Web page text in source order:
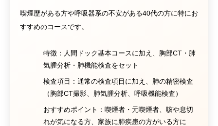
喫煙歴がある方や呼吸器系の不安がある40代の方に特にお
すすめのコースです。
特徴：人間ドック基本コースに加え、胸部CT・肺
気腫分析・肺機能検査をセット
検査項目：通常の検査項目に加え、肺の精密検査
（胸部CT撮影、肺気腫分析、呼吸機能検査）
おすすめポイント：喫煙者・元喫煙者、咳や息切
れが気になる方、家族に肺疾患の方がいる方に